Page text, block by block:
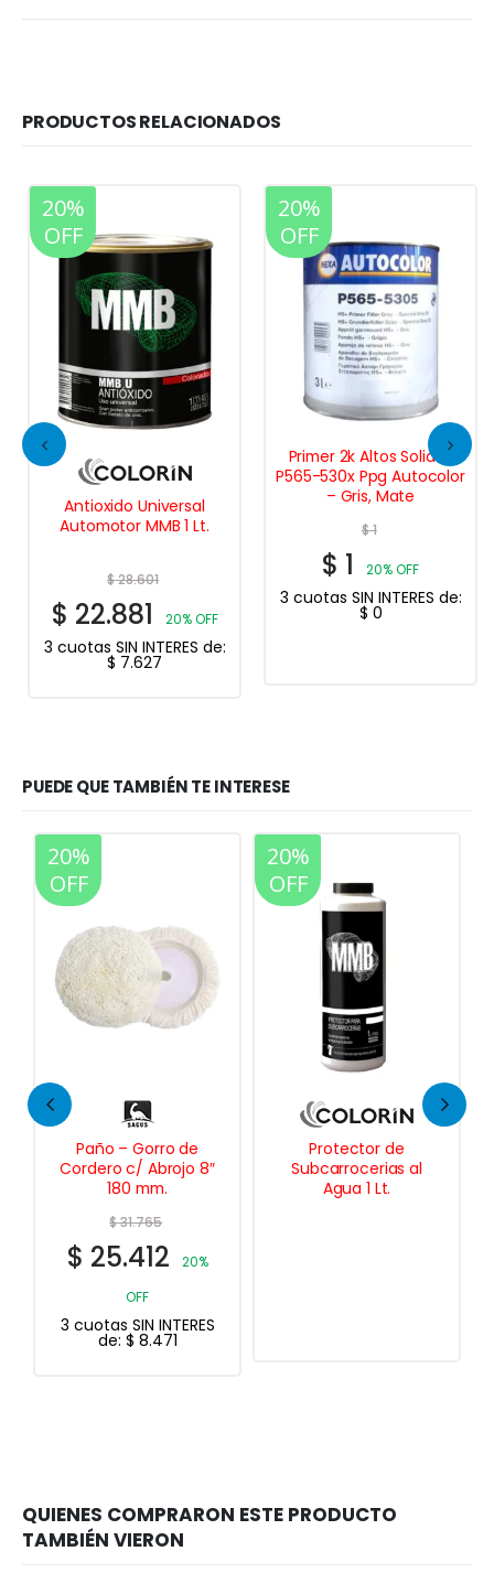
PRODUCTOS RELACIONADOS
20%
OFF
Antioxido Universal
Automotor MMB 1 Lt.
$28.601
$ 22.881 20% OFF
3 cuotas SIN INTERES de:
$ 7.627
20%
OFF
Primer 2k Altos Solidos
P565-530x Ppg Autocolor
– Gris, Mate
$1
$ 1 20% OFF
3 cuotas SIN INTERES de:
$ 0
PUEDE QUE TAMBIÉN TE INTERESE
20%
OFF
Protector de
Subcarrocerias al
Agua 1 Lt.
20%
OFF
Underlastic Protector
Subcarroceria
Secado Rápido 1 Lt.